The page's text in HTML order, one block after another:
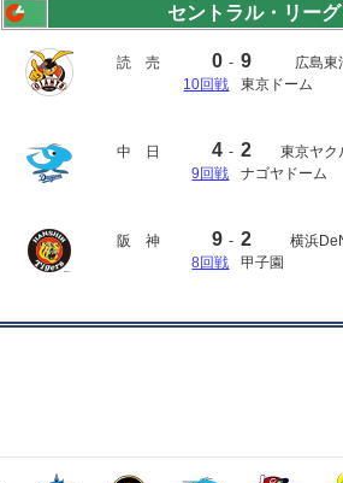
セントラル・リーグ
読 売 0 - 9
広島東
10回戦
東京ドーム
中 日 4 - 2
東京ヤク
9回戦
ナゴヤドーム
阪 神 9 - 2
横浜
8回戦
甲子園